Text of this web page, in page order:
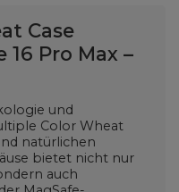
Case
Pro Max –
und
Color Wheat
natürlichen
bietet nicht nur
auch